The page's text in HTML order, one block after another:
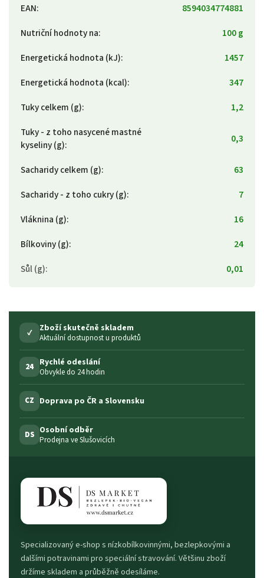
EAN:
8594034774881
Nutriční hodnoty na:
100 g
Energetická hodnota (kJ):
1457
Energetická hodnota (kcal):
347
Tuky celkem (g):
1,2
Tuky - z toho nasycené mastné
kyseliny (g): 0,3
Sacharidy celkem (g):
63
Sacharidy - z toho cukry (g):
7
Vláknina (g):
16
Bílkoviny (g):
24
Sůl (g): 0,01
✓ Zboží skutečně skladem
Aktuální dostupnost u produktů
24 Rychlé odeslání
Obvykle do 24 hodin
CZ Doprava po ČR a Slovensku
DS Osobní odběr
Prodejna ve Slušovicích
Specializovaný e-shop s nízkobílkovinnými, bezlepkovými a
dalšími potravinami pro speciální stravování. Většinu zboží
držíme skladem a průběžně odesíláme.